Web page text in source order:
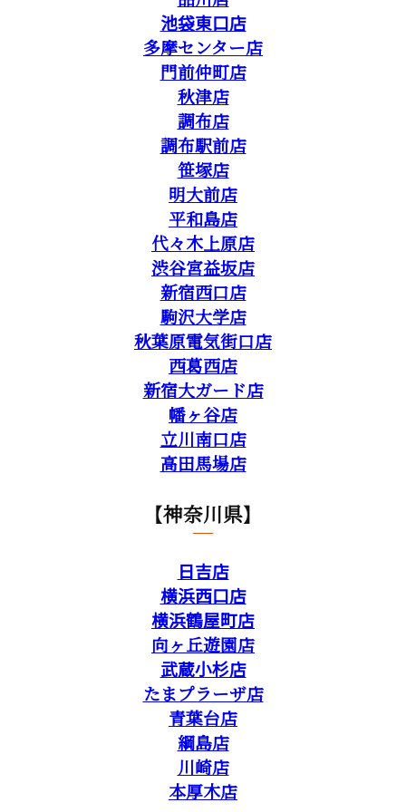
池袋東口店
多摩センター店
門前仲町店
秋津店
調布店
調布駅前店
笹塚店
明大前店
平和島店
代々木上原店
渋谷宮益坂店
新宿西口店
駒沢大学店
秋葉原電気街口店
西葛西店
新宿大ガード店
幡ヶ谷店
立川南口店
高田馬場店
【神奈川県】
日吉店
横浜西口店
横浜鶴屋町店
向ヶ丘遊園店
武蔵小杉店
たまプラーザ店
青葉台店
綱島店
川崎店
本厚木店